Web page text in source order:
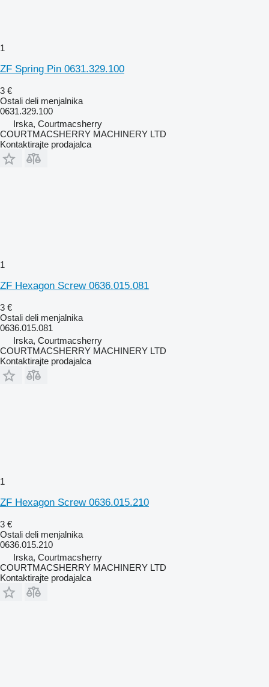
1
ZF Spring Pin 0631.329.100
3 €
Ostali deli menjalnika
0631.329.100
Irska, Courtmacsherry
COURTMACSHERRY MACHINERY LTD
Kontaktirajte prodajalca
1
ZF Hexagon Screw 0636.015.081
3 €
Ostali deli menjalnika
0636.015.081
Irska, Courtmacsherry
COURTMACSHERRY MACHINERY LTD
Kontaktirajte prodajalca
1
ZF Hexagon Screw 0636.015.210
3 €
Ostali deli menjalnika
0636.015.210
Irska, Courtmacsherry
COURTMACSHERRY MACHINERY LTD
Kontaktirajte prodajalca